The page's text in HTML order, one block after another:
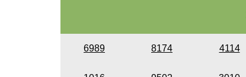
6989 8174 4114